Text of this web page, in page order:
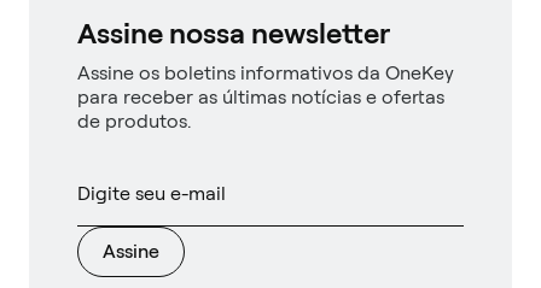
Assine nossa newsletter
Assine os boletins informativos da OneKey
para receber as últimas notícias e ofertas
de produtos.
Assine